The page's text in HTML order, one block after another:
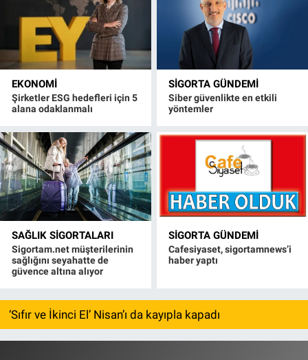
EKONOMI
Şirketler ESG hedefleri için 5
alana odaklanmalı
SIGORTA GÜNDEMI
Siber güvenlikte en etkili
yöntemler
SAĞLIK SIGORTALARI
Sigortam.net müşterilerinin
sağlığını seyahatte de
güvence altına alıyor
SIGORTA GÜNDEMI
Cafesiyaset, sigortamnews’i
haber yaptı
‘Sıfır ve İkinci El’ Nisan’ı da kayıpla kapadı